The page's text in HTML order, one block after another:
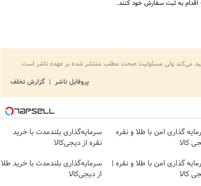
می‌کند ولی مسئولیت صحت مطلب منتشر شده بر عهده ناشر است.
پروفایل ناشر
گزارش تخلف
گذاری امن با طلا و نقره
کالا
سرمایه‌گذاری بلندمدت با خرید
نقره از دیجی‌کالا
گذاری امن با طلا و نقره |
کالا
سرمایه‌گذاری بلندمدت با خرید طلا
از دیجی‌کالا